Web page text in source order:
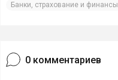
Банки, страхование и финансы
0 комментариев